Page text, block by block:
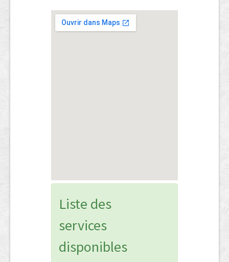
Liste des
services
disponibles